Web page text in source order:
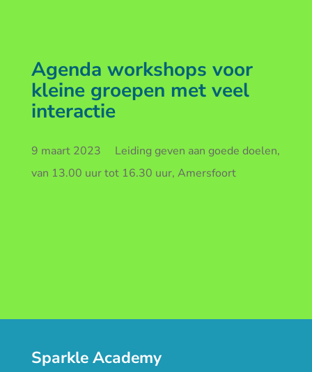
Agenda workshops voor
kleine groepen met veel
interactie
9 maart 2023 Leiding geven aan goede doelen,
van 13.00 uur tot 16.30 uur, Amersfoort
Sparkle Academy